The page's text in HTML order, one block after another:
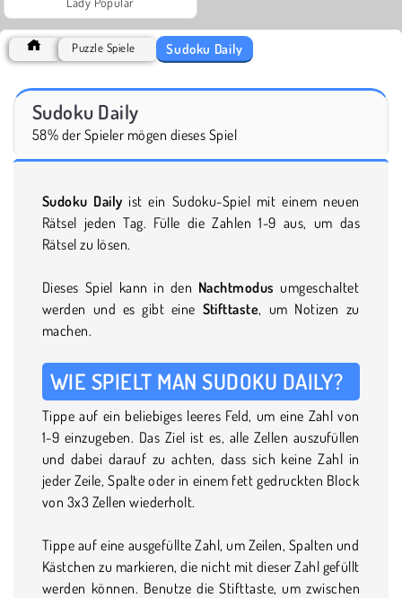
Puzzle Spiele Sudoku Daily
Sudoku Daily
58% der Spieler mögen dieses Spiel
Sudoku Daily ist ein Sudoku-Spiel mit einem neuen
Rätsel jeden Tag. Fülle die Zahlen 1-9 aus, um das
Rätsel zu lösen.
Dieses Spiel kann in den Nachtmodus umgeschaltet
werden und es gibt eine Stifttaste, um Notizen zu
machen.
WIE SPIELT MAN SUDOKU DAILY?
Tippe auf ein beliebiges leeres Feld, um eine Zahl von
1-9 einzugeben. Das Ziel ist es, alle Zellen auszufüllen
und dabei darauf zu achten, dass sich keine Zahl in
jeder Zeile, Spalte oder in einem fett gedruckten Block
von 3x3 Zellen wiederholt.
Tippe auf eine ausgefüllte Zahl, um Zeilen, Spalten und
Kästchen zu markieren, die nicht mit dieser Zahl gefüllt
werden können. Benutze die Stifttaste, um zwischen